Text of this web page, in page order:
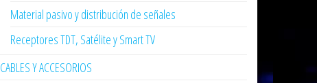
Material pasivo y distribución de señales
Receptores TDT, Satélite y Smart TV
CABLES Y ACCESORIOS